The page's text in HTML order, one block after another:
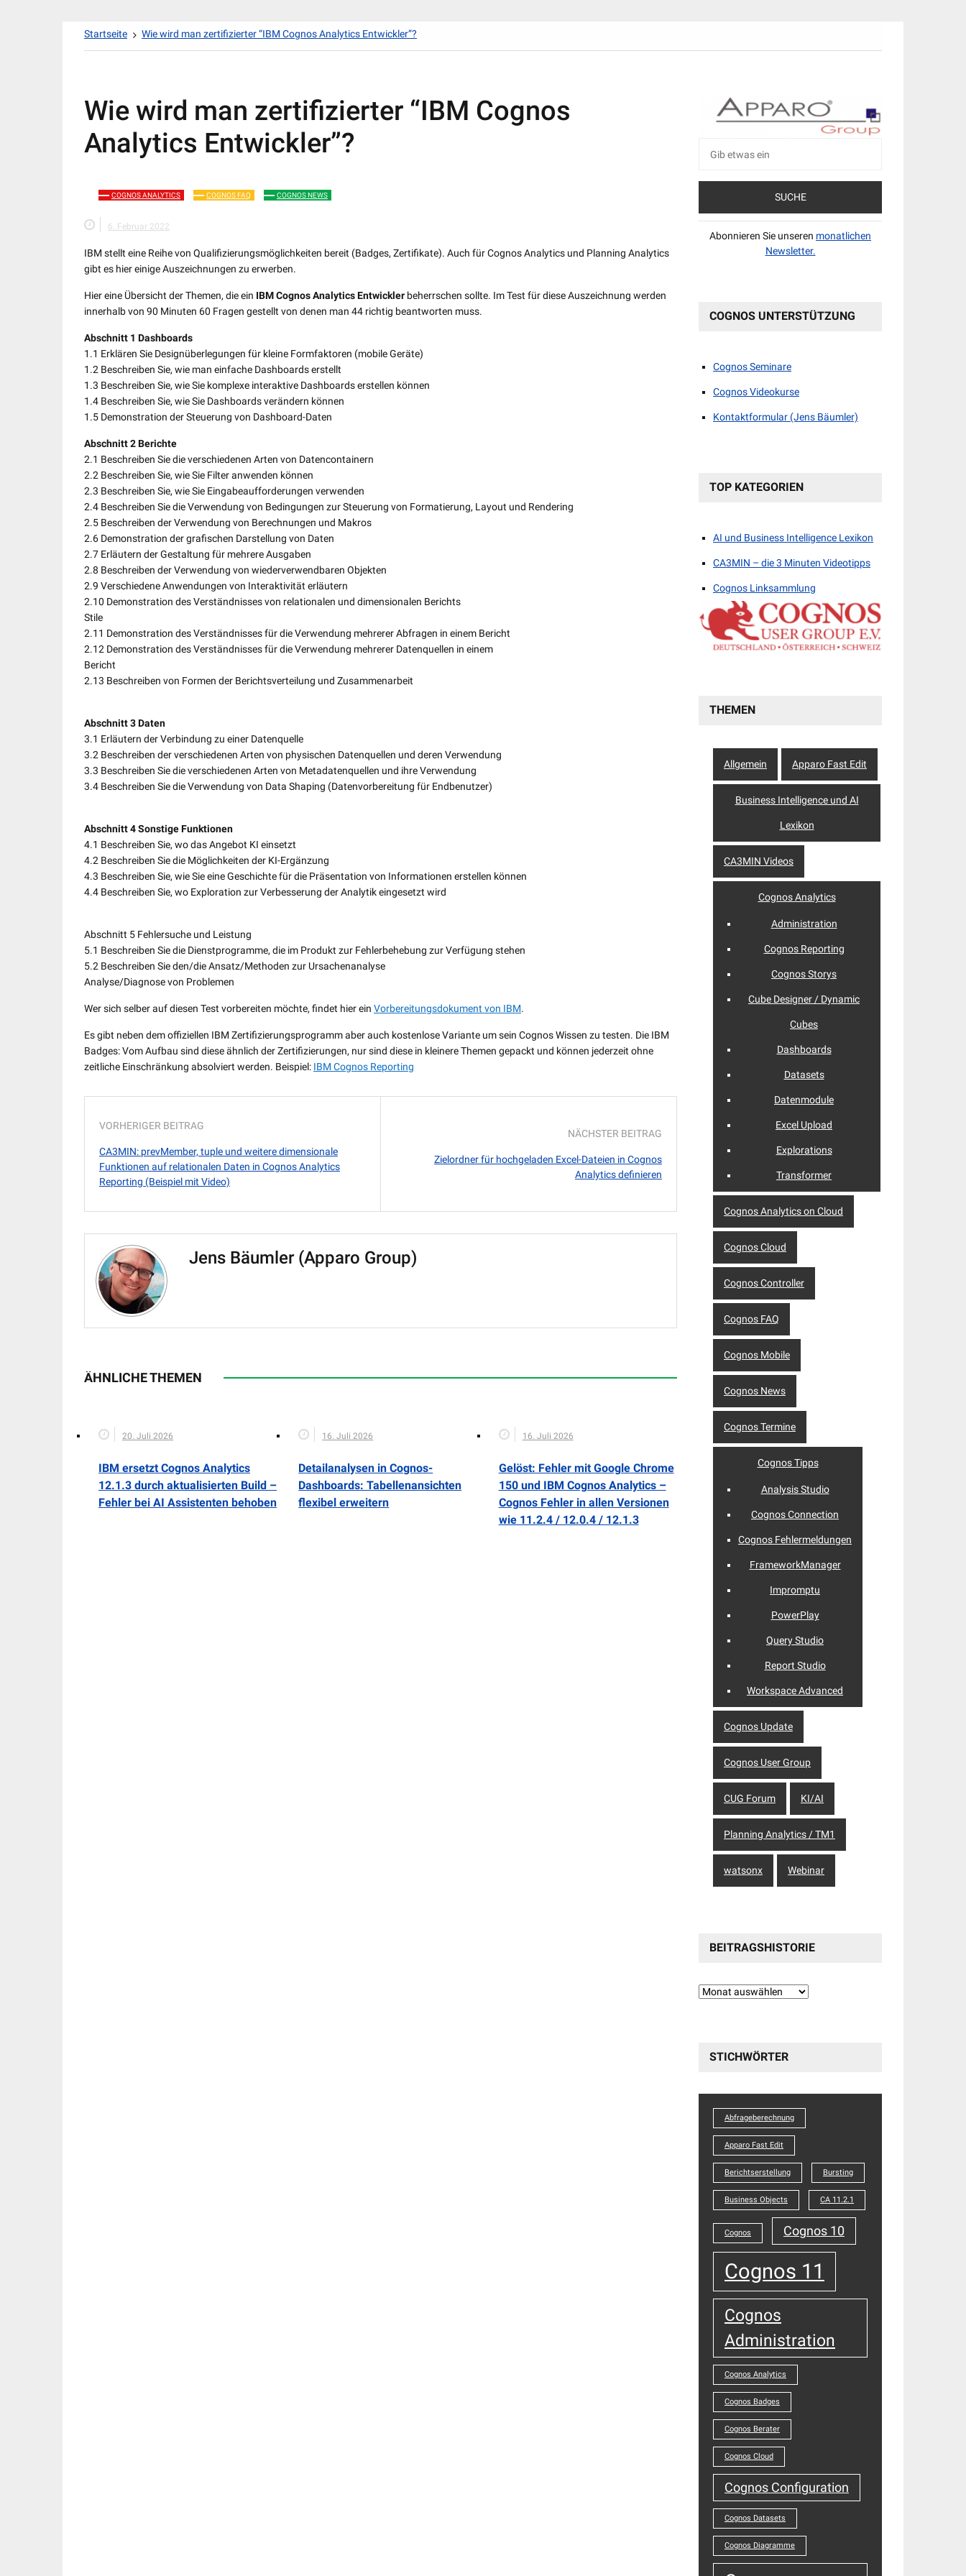
Startseite Wie wird man zertifizierter “IBM Cognos Analytics Entwickler”?
Wie wird man zertifizierter “IBM Cognos
Analytics Entwickler”?
COGNOS ANALYTICS COGNOS FAQ COGNOS NEWS
6. Februar 2022
IBM stellt eine Reihe von Qualifizierungsmöglichkeiten bereit (Badges, Zertifikate). Auch für Cognos Analytics und Planning Analytics
gibt es hier einige Auszeichnungen zu erwerben.
Hier eine Übersicht der Themen, die ein IBM Cognos Analytics Entwickler beherrschen sollte. Im Test für diese Auszeichnung werden
innerhalb von 90 Minuten 60 Fragen gestellt von denen man 44 richtig beantworten muss.
Abschnitt 1 Dashboards
1.1 Erklären Sie Designüberlegungen für kleine Formfaktoren (mobile Geräte)
1.2 Beschreiben Sie, wie man einfache Dashboards erstellt
1.3 Beschreiben Sie, wie Sie komplexe interaktive Dashboards erstellen können
1.4 Beschreiben Sie, wie Sie Dashboards verändern können
1.5 Demonstration der Steuerung von Dashboard-Daten
Abschnitt 2 Berichte
2.1 Beschreiben Sie die verschiedenen Arten von Datencontainern
2.2 Beschreiben Sie, wie Sie Filter anwenden können
2.3 Beschreiben Sie, wie Sie Eingabeaufforderungen verwenden
2.4 Beschreiben Sie die Verwendung von Bedingungen zur Steuerung von Formatierung, Layout und Rendering
2.5 Beschreiben der Verwendung von Berechnungen und Makros
2.6 Demonstration der grafischen Darstellung von Daten
2.7 Erläutern der Gestaltung für mehrere Ausgaben
2.8 Beschreiben der Verwendung von wiederverwendbaren Objekten
2.9 Verschiedene Anwendungen von Interaktivität erläutern
2.10 Demonstration des Verständnisses von relationalen und dimensionalen Berichts
Stile
2.11 Demonstration des Verständnisses für die Verwendung mehrerer Abfragen in einem Bericht
2.12 Demonstration des Verständnisses für die Verwendung mehrerer Datenquellen in einem
Bericht
2.13 Beschreiben von Formen der Berichtsverteilung und Zusammenarbeit
Abschnitt 3 Daten
3.1 Erläutern der Verbindung zu einer Datenquelle
3.2 Beschreiben der verschiedenen Arten von physischen Datenquellen und deren Verwendung
3.3 Beschreiben Sie die verschiedenen Arten von Metadatenquellen und ihre Verwendung
3.4 Beschreiben Sie die Verwendung von Data Shaping (Datenvorbereitung für Endbenutzer)
Abschnitt 4 Sonstige Funktionen
4.1 Beschreiben Sie, wo das Angebot KI einsetzt
4.2 Beschreiben Sie die Möglichkeiten der KI-Ergänzung
4.3 Beschreiben Sie, wie Sie eine Geschichte für die Präsentation von Informationen erstellen können
4.4 Beschreiben Sie, wo Exploration zur Verbesserung der Analytik eingesetzt wird
Abschnitt 5 Fehlersuche und Leistung
5.1 Beschreiben Sie die Dienstprogramme, die im Produkt zur Fehlerbehebung zur Verfügung stehen
5.2 Beschreiben Sie den/die Ansatz/Methoden zur Ursachenanalyse
Analyse/Diagnose von Problemen
Wer sich selber auf diesen Test vorbereiten möchte, findet hier ein Vorbereitungsdokument von IBM.
Es gibt neben dem offiziellen IBM Zertifizierungsprogramm aber auch kostenlose Variante um sein Cognos Wissen zu testen. Die IBM
Badges: Vom Aufbau sind diese ähnlich der Zertifizierungen, nur sind diese in kleinere Themen gepackt und können jederzeit ohne
zeitliche Einschränkung absolviert werden. Beispiel: IBM Cognos Reporting
VORHERIGER BEITRAG
CA3MIN: prevMember, tuple und weitere dimensionale
Funktionen auf relationalen Daten in Cognos Analytics
Reporting (Beispiel mit Video)
NÄCHSTER BEITRAG
Zielordner für hochgeladen Excel-Dateien in Cognos
Analytics definieren
Jens Bäumler (Apparo Group)
ÄHNLICHE THEMEN
20. Juli 2026
IBM ersetzt Cognos Analytics
12.1.3 durch aktualisierten Build –
Fehler bei AI Assistenten behoben
16. Juli 2026
Detailanalysen in Cognos-
Dashboards: Tabellenansichten
flexibel erweitern
16. Juli 2026
Gelöst: Fehler mit Google Chrome
150 und IBM Cognos Analytics –
Cognos Fehler in allen Versionen
wie 11.2.4 / 12.0.4 / 12.1.3
nach:
Abonnieren Sie unseren monatlichen
Newsletter.
COGNOS UNTERSTÜTZUNG
Cognos Seminare
Cognos Videokurse
Kontaktformular (Jens Bäumler)
TOP KATEGORIEN
AI und Business Intelligence Lexikon
CA3MIN – die 3 Minuten Videotipps
Cognos Linksammlung
THEMEN
Allgemein Apparo Fast Edit
Business Intelligence und AI
Lexikon
CA3MIN Videos
Cognos Analytics
Administration
Cognos Reporting
Cognos Storys
Cube Designer / Dynamic
Cubes
Dashboards
Datasets
Datenmodule
Excel Upload
Explorations
Transformer
Cognos Analytics on Cloud
Cognos Cloud
Cognos Controller
Cognos FAQ
Cognos Mobile
Cognos News
Cognos Termine
Cognos Tipps
Analysis Studio
Cognos Connection
Cognos Fehlermeldungen
FrameworkManager
Impromptu
PowerPlay
Query Studio
Report Studio
Workspace Advanced
Cognos Update
Cognos User Group
CUG Forum KI/AI
Planning Analytics / TM1
watsonx Webinar
BEITRAGSHISTORIE
Beitragshistorie
STICHWÖRTER
Abfrageberechnung
Apparo Fast Edit
Berichtserstellung Bursting
Business Objects CA 11.2.1
Cognos Cognos 10
Cognos 11
Cognos
Administration
Cognos Analytics
Cognos Badges
Cognos Berater
Cognos Cloud
Cognos Configuration
Cognos Datasets
Cognos Diagramme